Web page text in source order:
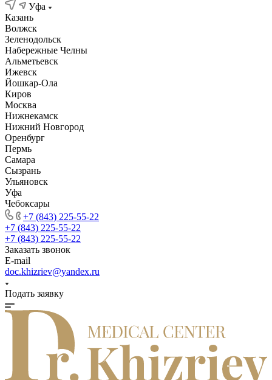
Уфа
Казань
Волжск
Зеленодольск
Набережные Челны
Альметьевск
Ижевск
Йошкар-Ола
Киров
Москва
Нижнекамск
Нижний Новгород
Оренбург
Пермь
Самара
Сызрань
Ульяновск
Уфа
Чебоксары
+7 (843) 225-55-22
+7 (843) 225-55-22
+7 (843) 225-55-22
Заказать звонок
E-mail
doc.khizriev@yandex.ru
Подать заявку